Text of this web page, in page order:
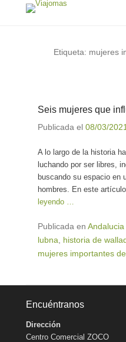
Etiqueta: mujeres
Seis mujeres que
Publicada el 08/03/2021
A lo largo de la historia
luchando por ser libres,
buscando su espacio en
hombres. En este
leyendo …
Publicada en Andalucia
lubna
historia de
mujeres importantes
Encuéntranos
Dirección
Centro